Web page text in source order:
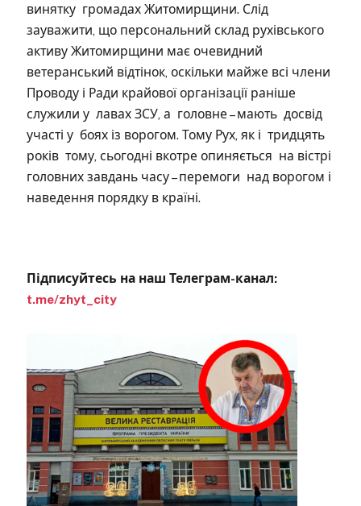
винятку громадах Житомирщини. Слід
зауважити, що персональний склад рухівського
активу Житомирщини має очевидний
ветеранський відтінок, оскільки майже всі члени
Проводу і Ради крайової організації раніше
служили у лавах ЗСУ, а головне – мають досвід
участі у боях із ворогом. Тому Рух, як і тридцять
років тому, сьогодні вкотре опиняється на вістрі
головних завдань часу – перемоги над ворогом і
наведення порядку в країні.
Підписуйтесь на наш Телеграм-канал:
t.me/zhyt_city